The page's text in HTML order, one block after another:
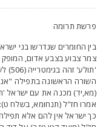
תרומה
החומרים שנדרשו בני
צבוע בצבע אדום, המופק
'תולע'
הראשונה בתפילה "אנא
מכנה את עם ישראל
חז"ל (תנחומא, בשלח ט):
ישראל אין להם אלא תפילה".